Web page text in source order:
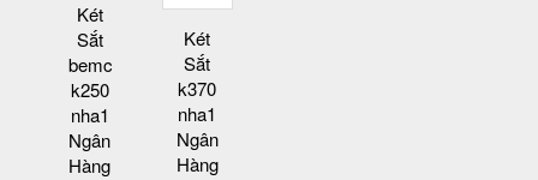
Két
Sắt
bemc
k250
nha1
Ngân
Hàng
Két
Sắt
k370
nha1
Ngân
Hàng